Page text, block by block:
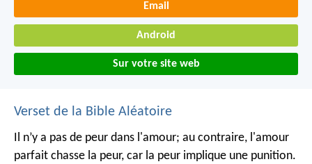
Email
Android
Sur votre site web
Verset de la Bible Aléatoire
Il n’y a pas de peur dans l'amour; au contraire, l'amour
parfait chasse la peur, car la peur implique une punition.